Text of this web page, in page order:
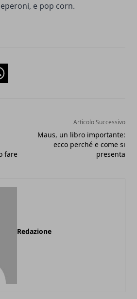
e pop corn.
fare
Articolo Successivo
Maus, un libro importante:
ecco perché e come si
presenta
Redazione